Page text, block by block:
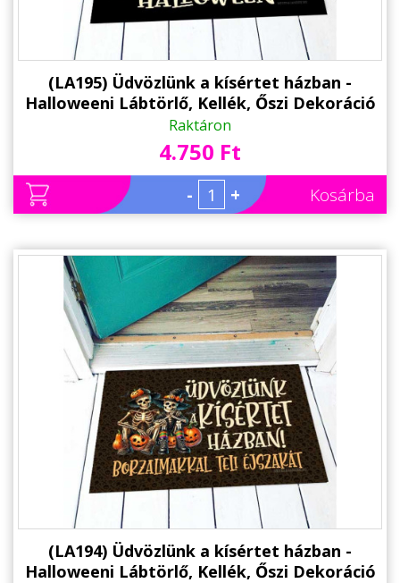
(LA195) Üdvözlünk a kísértet házban -
Halloweeni Lábtörlő, Kellék, Őszi Dekoráció
Raktáron
4.750 Ft
- + Kosárba
(LA194) Üdvözlünk a kísértet házban -
Halloweeni Lábtörlő, Kellék, Őszi Dekoráció